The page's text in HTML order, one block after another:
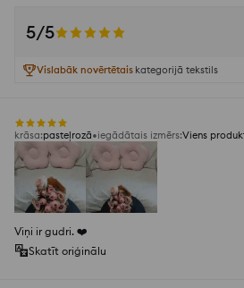
5/5
Vislabāk novērtētais kategorijā tekstils
krāsa:pasteļrozā iegādātais izmērs:Viens
Viņi ir gudri. ❤️
Skatīt oriģinālu